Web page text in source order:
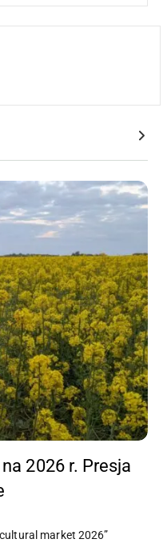
2026 r. Presja
market 2026”